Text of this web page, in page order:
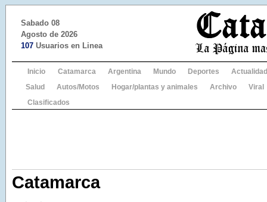
Sabado 08
Agosto de 2026
107 Usuarios en Linea
Inicio Catamarca Argentina Mundo Deportes
Actualidad
Salud
Autos/Motos Hogar/plantas y animales Archivo
Viral
Clasificados
Catamarca